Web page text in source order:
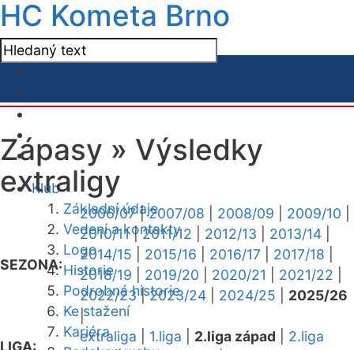
HC Kometa Brno
Klub
Základní údaje
Vedení a kontakty
Logo
Historie
Podrobná historie
Ke stažení
Kariéra
Zápasy » Výsledky
extraligy
SEZONA:
2006/07|2007/08 2008/09 2009/10
2010/11|2011/12 2012/13 2013/14
2014/15
2015/16 2016/17 2017/18
2018/19
2019/20 2020/21 2021/22
2022/23|2023/24 2024/25
2025/26
|
LIGA:
extraliga 1.liga 2.liga západ
2.liga